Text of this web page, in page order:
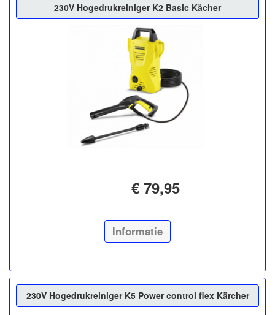
230V Hogedrukreiniger K2 Basic Kächer
€ 79,95
Informatie
230V Hogedrukreiniger K5 Power control flex Kärcher